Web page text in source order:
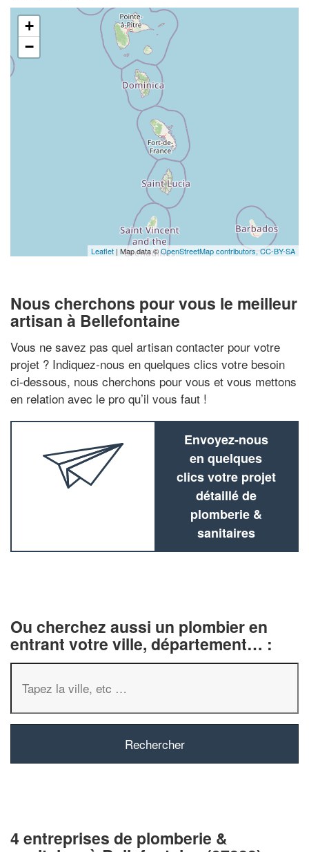
+
−
Leaflet | Map data ©OpenStreetMap contributors, CC-BY-SA
Nous cherchons pour vous le meilleur
artisan à Bellefontaine
Vous ne savez pas quel artisan contacter pour votre
projet ? Indiquez-nous en quelques clics votre besoin
ci-dessous, nous cherchons pour vous et vous mettons
en relation avec le pro qu’il vous faut !
Envoyez-nous
en quelques
clics votre projet
détaillé de
plomberie &
sanitaires
Ou cherchez aussi un plombier en
entrant votre ville, département… :
4 entreprises de plomberie &